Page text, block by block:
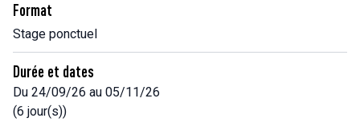
Format
Stage ponctuel
Durée et dates
Du 24/09/26 au 05/11/26
(6 jour(s))